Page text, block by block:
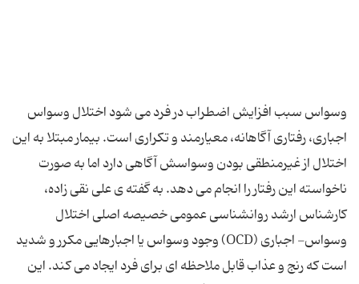
وسواس سبب افزایش اضطراب در فرد می شود اختلال وسواس
اجباری، رفتاری آگاهانه، معیارمند و تکراری است. بیمار مبتلا به این
اختلال از غیرمنطقی بودن وسواسش آگاهی دارد اما به صورت
ناخواسته این رفتار را انجام می ‌دهد. به گفته ی علی نقی ‌زاده،
کارشناس ارشد روانشناسی عمومی خصیصه اصلی اختلال
وسواس- اجباری (OCD) وجود وسواس یا اجبارهایی مکرر و شدید
است که رنج و عذاب قابل ملاحظه ‌ای برای فرد ایجاد می ‌کند. این